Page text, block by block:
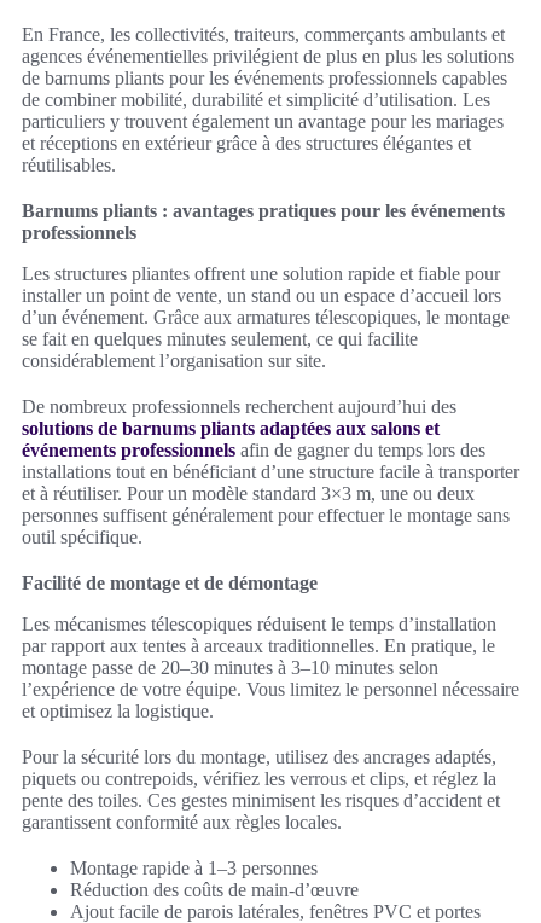
En France, les collectivités, traiteurs, commerçants ambulants et
agences événementielles privilégient de plus en plus les solutions
de barnums pliants pour les événements professionnels capables
de combiner mobilité, durabilité et simplicité d’utilisation. Les
particuliers y trouvent également un avantage pour les mariages
et réceptions en extérieur grâce à des structures élégantes et
réutilisables.
Barnums pliants : avantages pratiques pour les événements
professionnels
Les structures pliantes offrent une solution rapide et fiable pour
installer un point de vente, un stand ou un espace d’accueil lors
d’un événement. Grâce aux armatures télescopiques, le montage
se fait en quelques minutes seulement, ce qui facilite
considérablement l’organisation sur site.
De nombreux professionnels recherchent aujourd’hui des
solutions de barnums pliants adaptées aux salons et
événements professionnels afin de gagner du temps lors des
installations tout en bénéficiant d’une structure facile à transporter
et à réutiliser. Pour un modèle standard 3×3 m, une ou deux
personnes suffisent généralement pour effectuer le montage sans
outil spécifique.
Facilité de montage et de démontage
Les mécanismes télescopiques réduisent le temps d’installation
par rapport aux tentes à arceaux traditionnelles. En pratique, le
montage passe de 20–30 minutes à 3–10 minutes selon
l’expérience de votre équipe. Vous limitez le personnel nécessaire
et optimisez la logistique.
Pour la sécurité lors du montage, utilisez des ancrages adaptés,
piquets ou contrepoids, vérifiez les verrous et clips, et réglez la
pente des toiles. Ces gestes minimisent les risques d’accident et
garantissent conformité aux règles locales.
Montage rapide à 1–3 personnes
Réduction des coûts de main-d’œuvre
Ajout facile de parois latérales, fenêtres PVC et portes